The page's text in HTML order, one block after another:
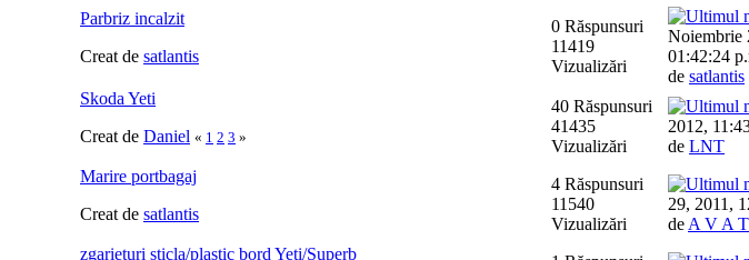
Parbriz incalzit
Creat de satlantis
0 Răspunsuri
11419
Vizualizări
Noiembrie
01:42:24
de satlantis
Skoda Yeti
Creat de Daniel « 1 2 3 »
40 Răspunsuri
41435
Vizualizări
2012,
de LNT
Marire portbagaj
Creat de satlantis
4 Răspunsuri
11540
Vizualizări
29, 2011,
de A V A
zgarieturi sticla/plastic bord Yeti/Superb